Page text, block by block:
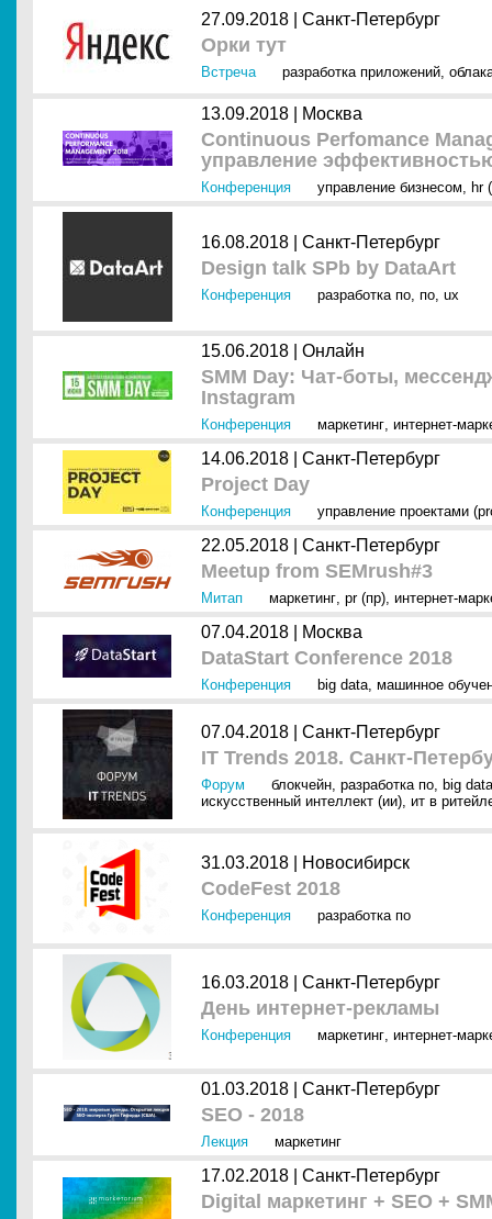
27.09.2018 | Санкт-Петербург
Орки тут
Встреча разработка приложений,
13.09.2018 | Москва
Continuous Perfomance
управление
Конференция управление бизнесом, hr
16.08.2018 | Санкт-Петербург
Design talk SPb by DataArt
Конференция разработка по, по, ux
15.06.2018 | Онлайн
SMM Day: Чат-боты,
Instagram
Конференция маркетинг, интернет-
14.06.2018 | Санкт-Петербург
Project Day
Конференция управление проектами
22.05.2018 | Санкт-Петербург
Meetup from SEMrush#3
Митап маркетинг, pr (пр), интернет-
07.04.2018 | Москва
DataStart Conference 2018
Конференция big data, машинное
07.04.2018 | Санкт-Петербург
IT Trends 2018. Санкт-
Форум блокчейн, разработка по, big data
искусственный интеллект (ии), ит в
31.03.2018 | Новосибирск
CodeFest 2018
Конференция разработка по
16.03.2018 | Санкт-Петербург
День интернет-рекламы
Конференция маркетинг, интернет-
01.03.2018 | Санкт-Петербург
SEO - 2018
Лекция маркетинг
17.02.2018 | Санкт-Петербург
Digital маркетинг + SEO +